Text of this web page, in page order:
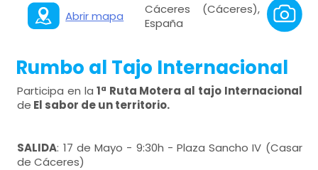
Abrir mapa
Cáceres (Cáceres),
España
Rumbo al Tajo Internacional
Participa en la 1ª Ruta Motera al tajo Internacional
de El sabor de un territorio.
SALIDA: 17 de Mayo - 9:30h - Plaza Sancho IV (Casar
de Cáceres)